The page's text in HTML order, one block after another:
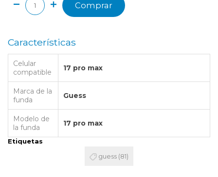
Comprar
Características
Celular
compatible
17 pro max
Marca de la
funda
Guess
Modelo de
la funda
17 pro max
Etiquetas
guess (81)